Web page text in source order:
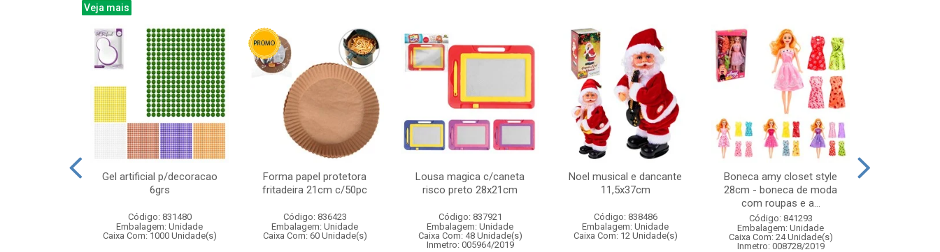
Veja mais
Gel artificial p/decoracao
6grs
Código: 831480
Embalagem: Unidade
Caixa Com: 1000 Unidade(s)
Forma papel protetora
fritadeira 21cm c/50pc
Código: 836423
Embalagem: Unidade
Caixa Com: 60 Unidade(s)
Lousa magica c/caneta
risco preto 28x21cm
Código: 837921
Embalagem: Unidade
Caixa Com: 48 Unidade(s)
Inmetro: 005964/2019
Noel musical e dancante
11,5x37cm
Código: 838486
Embalagem: Unidade
Caixa Com: 12 Unidade(s)
Boneca amy closet style
28cm - boneca de moda
com roupas e a...
Código: 841293
Embalagem: Unidade
Caixa Com: 24 Unidade(s)
Inmetro: 008728/2019